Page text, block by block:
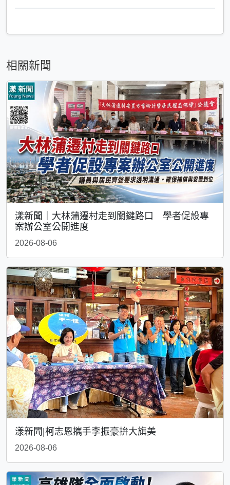
相關新聞
漾新聞｜大林蒲遷村走到關鍵路口 學者促設專
案辦公室公開進度
2026-08-06
漾新聞|柯志恩攜手李振豪拚大旗美
2026-08-06